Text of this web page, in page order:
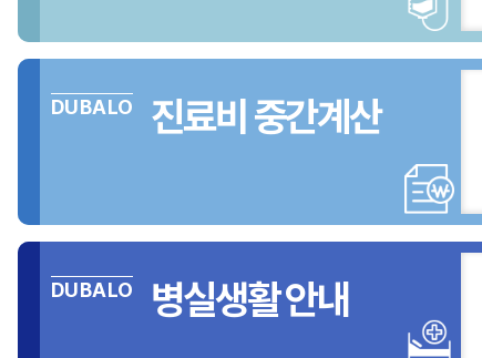
DUBALO 진료비 중간계산
DUBALO 병실생활 안내